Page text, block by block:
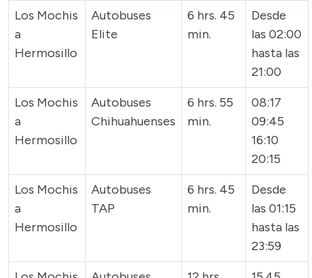
Los Mochis
a
Hermosillo
Autobuses
Elite
6 hrs. 45
min.
Desde
las 02:00
hasta las
21:00
Los Mochis
a
Hermosillo
Autobuses
Chihuahuenses
6 hrs. 55
min.
08:17
09:45
16:10
20:15
Los Mochis
a
Hermosillo
Autobuses
TAP
6 hrs. 45
min.
Desde
las 01:15
hasta las
23:59